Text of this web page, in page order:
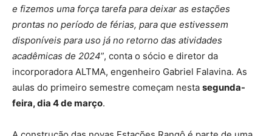
e fizemos uma força tarefa para deixar as estações
prontas no período de férias, para que estivessem
disponíveis para uso já no retorno das atividades
acadêmicas de 2024”, conta o sócio e diretor da
incorporadora ALTMA, engenheiro Gabriel Falavina. As
aulas do primeiro semestre começam nesta segunda-
feira, dia 4 de março.